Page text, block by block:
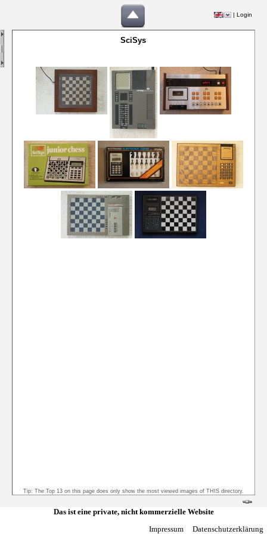
| Login
SciSys
Tip: The Top 13 on this page does only show the most viewed images of THIS directory.
Das ist eine private, nicht kommerzielle Website
Impressum
Datenschutzerklärung